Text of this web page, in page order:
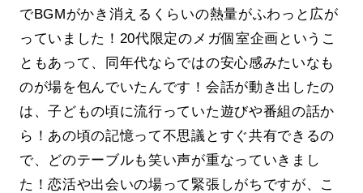
でBGMがかき消えるくらいの熱量がふわっと広が
っていました！20代限定のメガ個室企画というこ
ともあって、同年代ならではの安心感みたいなも
のが場を包んでいたんです！会話が動き出したの
は、子どもの頃に流行っていた遊びや番組の話か
ら！あの頃の記憶って不思議とすぐ共有できるの
で、どのテーブルも笑い声が重なっていきまし
た！恋活や出会いの場って緊張しがちですが、こ